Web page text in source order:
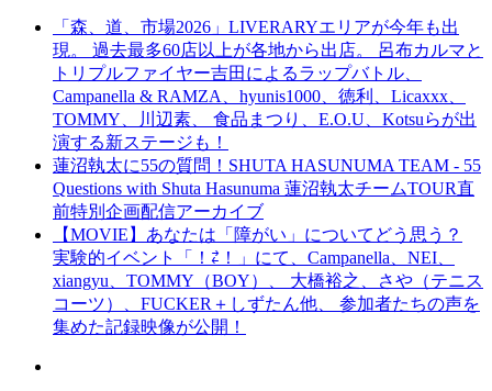
「森、道、市場2026」LIVERARYエリアが今年も出
現。 過去最多60店以上が各地から出店。 呂布カルマと
トリプルファイヤー吉田によるラップバトル、
Campanella & RAMZA、hyunis1000、徳利、Licaxxx、
TOMMY、川辺素、 食品まつり、E.O.U、Kotsuらが出
演する新ステージも！
蓮沼執太に55の質問！SHUTA HASUNUMA TEAM - 55
Questions with Shuta Hasunuma 蓮沼執太チームTOUR直
前特別企画配信アーカイブ
【MOVIE】あなたは「障がい」についてどう思う？
実験的イベント「！⇄！」にて、Campanella、NEI、
xiangyu、TOMMY（BOY）、 大橋裕之、さや（テニス
コーツ）、FUCKER＋しずたん他、 参加者たちの声を
集めた記録映像が公開！